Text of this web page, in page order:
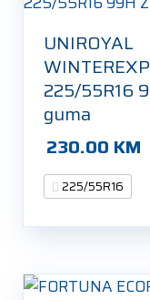
UNIROYAL
225/55R16
guma
230.00 KM
225/55R16